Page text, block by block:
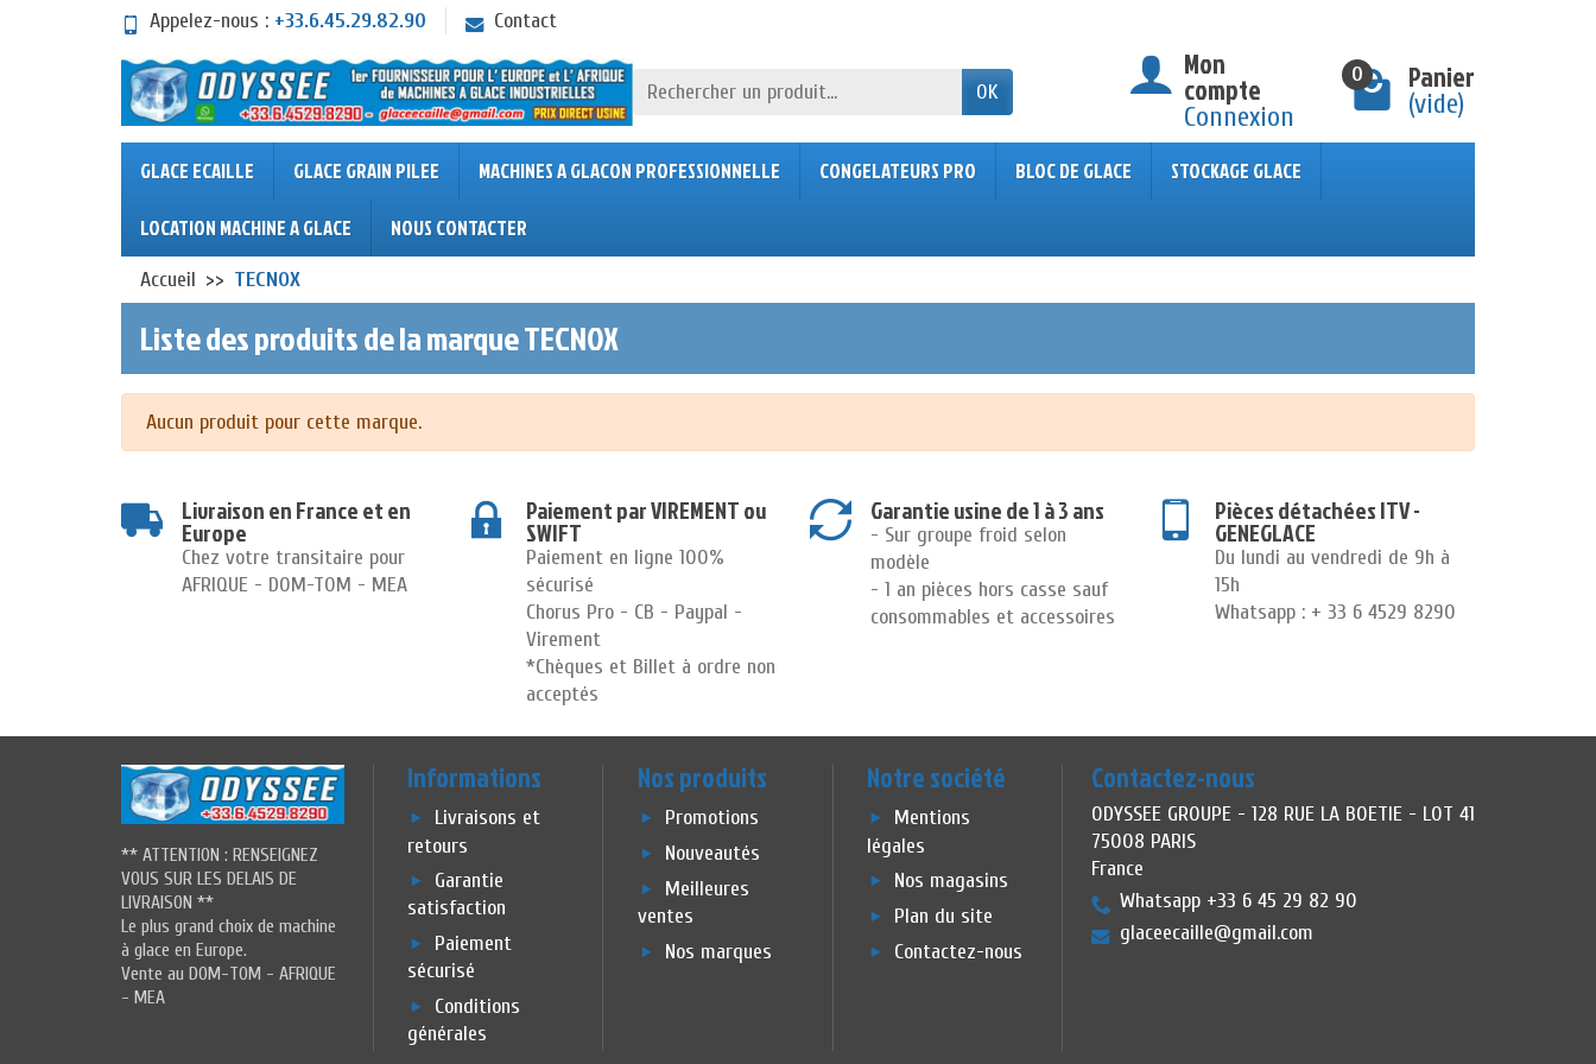
Appelez-nous : +33.6.45.29.82.90 Contact
OK
Mon
compte
Connexion
0 Panier
(vide)
GLACE ECAILLE GLACE GRAIN PILEE MACHINES A GLACON PROFESSIONNELLE CONGELATEURS PRO BLOC DE GLACE STOCKAGE GLACE
LOCATION MACHINE A GLACE NOUS CONTACTER
Accueil TECNOX
Liste des produits de la marque TECNOX
Aucun produit pour cette marque.
Livraison en France et en
Europe
Chez votre transitaire pour
AFRIQUE - DOM-TOM - MEA
Paiement par VIREMENT ou
SWIFT
Paiement en ligne 100%
sécurisé
Chorus Pro - CB - Paypal -
Virement
*Chèques et Billet à ordre non
acceptés
Garantie usine de 1 à 3 ans
- Sur groupe froid selon
modèle
- 1 an pièces hors casse sauf
consommables et accessoires
Pièces détachées ITV -
GENEGLACE
Du lundi au vendredi de 9h à
15h
Whatsapp : + 33 6 4529 8290
** ATTENTION : RENSEIGNEZ
VOUS SUR LES DELAIS DE
LIVRAISON **
Le plus grand choix de machine
à glace en Europe.
Vente au DOM-TOM - AFRIQUE
- MEA
Informations
Livraisons et
retours
Garantie
satisfaction
Paiement
sécurisé
Conditions
générales
Nos produits
Promotions
Nouveautés
Meilleures
ventes
Nos marques
Notre société
Mentions
légales
Nos magasins
Plan du site
Contactez-nous
Contactez-nous
ODYSSEE GROUPE - 128 RUE LA BOETIE - LOT 41
75008 PARIS
France
Whatsapp +33 6 45 29 82 90
glaceecaille@gmail.com